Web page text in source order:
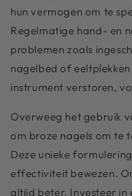
hun vermogen om te
Regelmatige hand- en
problemen zoals
nagelbed of
instrument verstoren,
Overweeg het gebruik
om broze nagels om te
Deze unieke
effectiviteit bewezen.
altijd beter. Investeer in